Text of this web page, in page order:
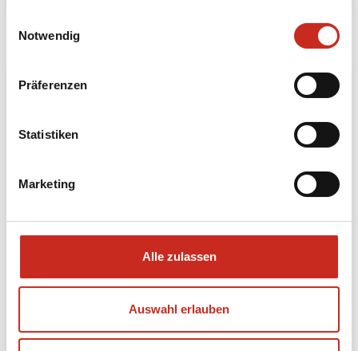
Notwendig
Präferenzen
Statistiken
Marketing
Alle zulassen
Auswahl erlauben
Hsipaw und Pyin Oo Lwin
ab 245 € pro Person
Mehr lesen